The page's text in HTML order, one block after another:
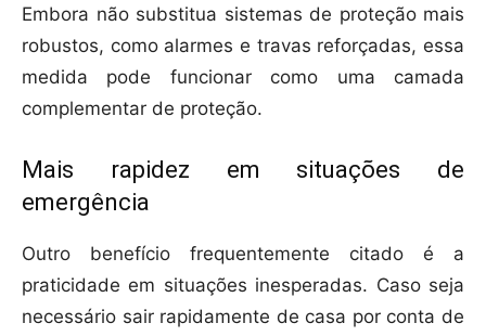
Embora não substitua sistemas de proteção mais
robustos, como alarmes e travas reforçadas, essa
medida pode funcionar como uma camada
complementar de proteção.
Mais rapidez em situações de
emergência
Outro benefício frequentemente citado é a
praticidade em situações inesperadas. Caso seja
necessário sair rapidamente de casa por conta de